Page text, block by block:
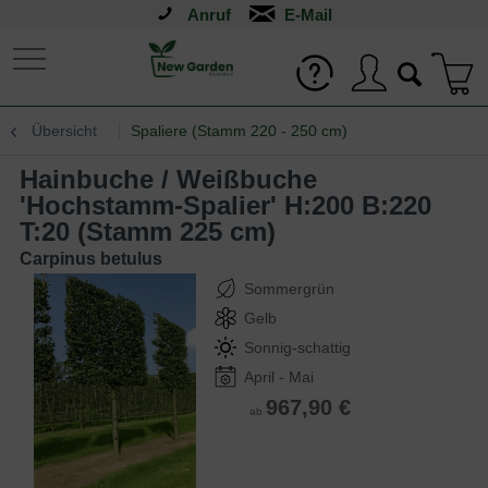
Anruf
Übersicht Spaliere (Stamm 220 - 250 cm)
Hainbuche / Weißbuche
'Hochstamm-Spalier' H:200 B:220
T:20 (Stamm 225 cm)
Carpinus betulus
Sommergrün
Gelb
Sonnig-schattig
April - Mai
ab 967,90 €